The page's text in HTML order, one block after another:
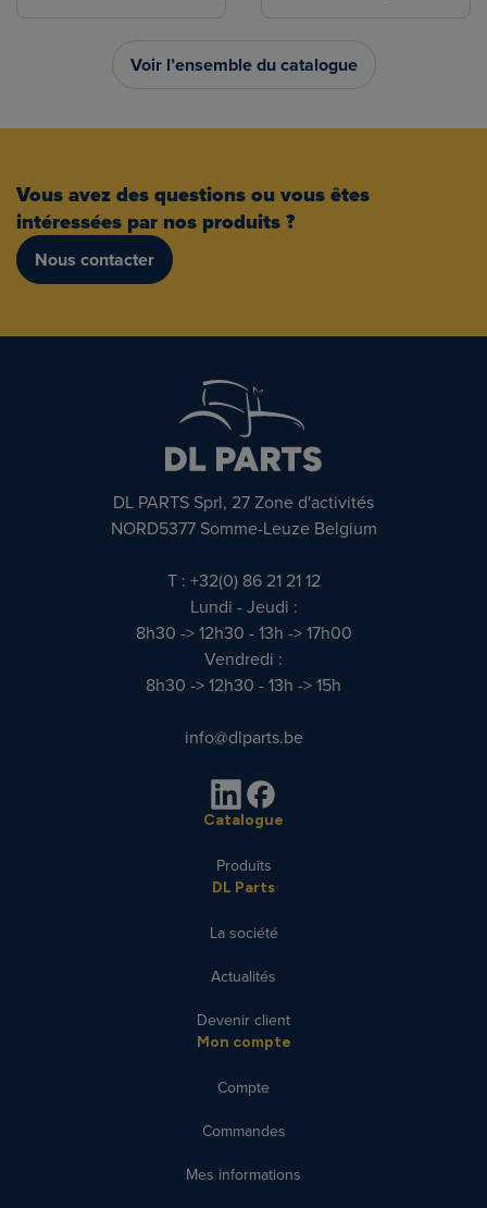
Voir l’ensemble du catalogue
Vous avez des questions ou vous êtes
intéressées par nos produits ?
Nous contacter
DL PARTS Sprl, 27 Zone d'activités
NORD5377 Somme-Leuze Belgium
T : +32(0) 86 21 21 12
Lundi - Jeudi :
8h30 -> 12h30 - 13h -> 17h00
Vendredi :
8h30 -> 12h30 - 13h -> 15h
info@dlparts.be
Catalogue
Produits
DL Parts
La société
Actualités
Devenir client
Mon compte
Compte
Commandes
Mes informations